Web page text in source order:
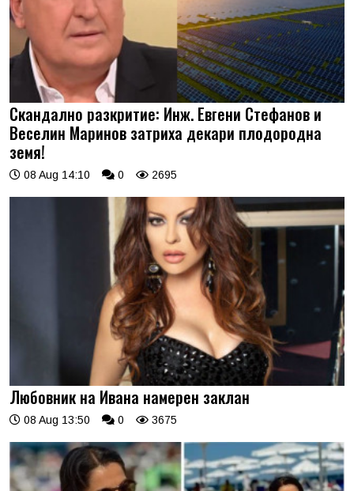
Скандално разкритие: Инж. Евгени Стефанов и
Веселин Маринов затриха декари плодородна
земя!
08 Aug 14:10 0 2695
Любовник на Ивана намерен заклан
08 Aug 13:50 0 3675